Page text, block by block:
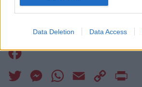
Data Deletion Data Access
Facebook
Twitter MessengerWhatsApp
Email
Copy